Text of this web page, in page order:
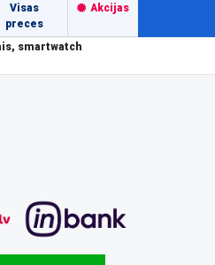
Visas
preces
Akcijas
smartwatch